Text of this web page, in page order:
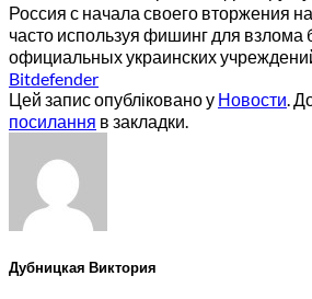
Россия с начала своего вторжения
часто используя фишинг для взлома
официальных украинских
Bitdefender
Цей запис опубліковано у Новости.
посилання в закладки.
Дубницкая Виктория